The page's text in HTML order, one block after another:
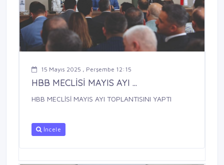
15 Mayıs 2025 , Perşembe 12:15
HBB MECLİSİ MAYIS AYI ...
HBB MECLİSİ MAYIS AYI TOPLANTISINI YAPTI
İncele